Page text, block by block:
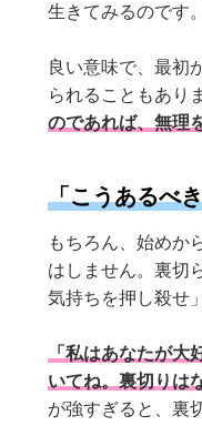
生きてみるのです。
良い意味で、最初
られることもあり
のであれば、無理
「こうあるべ
もちろん、始めか
はしません。裏切
気持ちを押し殺せ
「私はあなたが
いてね。裏切りは
が強すぎると、裏